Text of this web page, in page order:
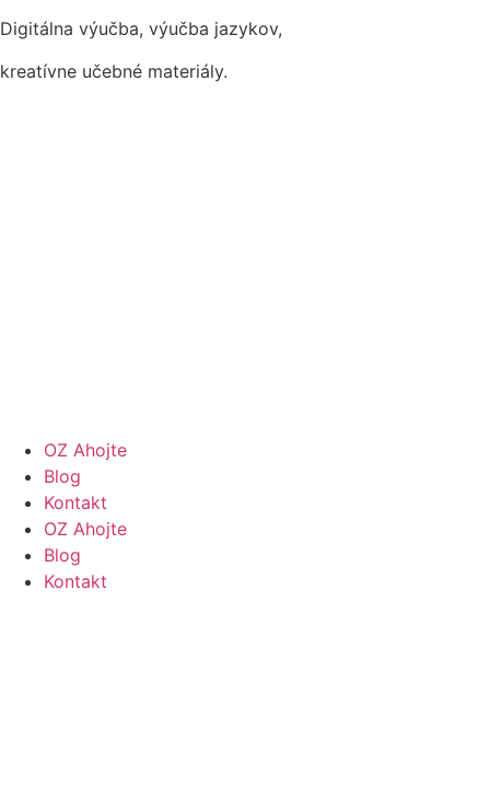
Digitálna výučba, výučba jazykov,
kreatívne učebné materiály.
OZ Ahojte
Blog
Kontakt
OZ Ahojte
Blog
Kontakt